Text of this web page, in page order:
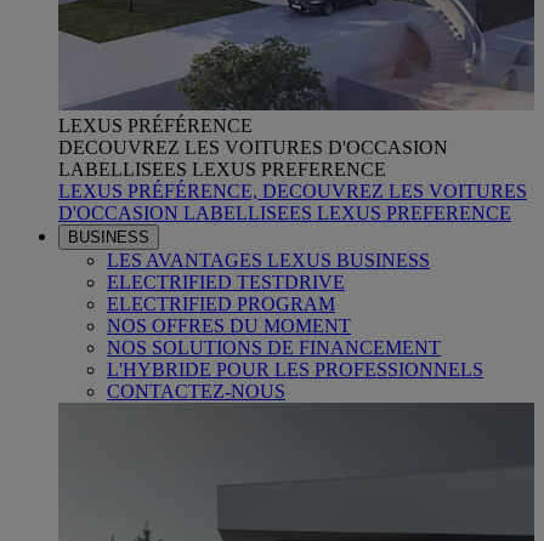
LEXUS PRÉFÉRENCE
DECOUVREZ LES VOITURES D'OCCASION
LABELLISEES LEXUS PREFERENCE
LEXUS PRÉFÉRENCE, DECOUVREZ LES VOITURES
D'OCCASION LABELLISEES LEXUS PREFERENCE
BUSINESS
LES AVANTAGES LEXUS BUSINESS
ELECTRIFIED TESTDRIVE
ELECTRIFIED PROGRAM
NOS OFFRES DU MOMENT
NOS SOLUTIONS DE FINANCEMENT
L'HYBRIDE POUR LES PROFESSIONNELS
CONTACTEZ-NOUS